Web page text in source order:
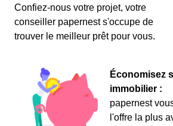
Confiez-nous votre projet, votre
conseiller papernest s'occupe de
trouver le meilleur prêt pour vous.
Économisez
immobilier :
papernest
l'offre la plus